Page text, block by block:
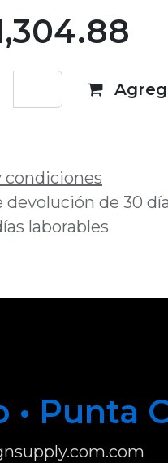
condiciones
devolución de 30
laborables
Punta